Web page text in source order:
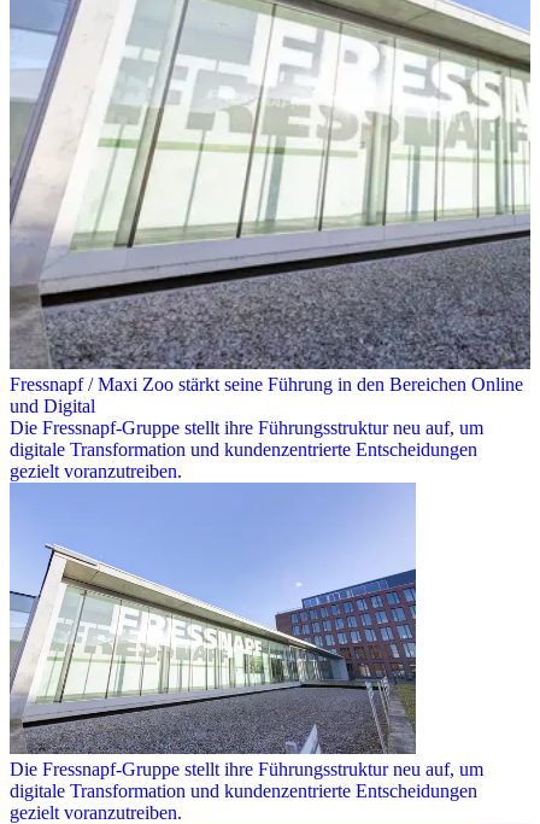
Fressnapf / Maxi Zoo stärkt seine Führung in den Bereichen Online
und Digital
Die Fressnapf-Gruppe stellt ihre Führungsstruktur neu auf, um
digitale Transformation und kundenzentrierte Entscheidungen
gezielt voranzutreiben.
Die Fressnapf-Gruppe stellt ihre Führungsstruktur neu auf, um
digitale Transformation und kundenzentrierte Entscheidungen
gezielt voranzutreiben.